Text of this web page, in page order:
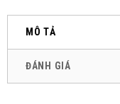
MÔ TẢ
ĐÁNH GIÁ